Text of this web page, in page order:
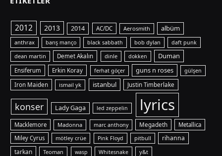
2012 2013 2014 AC/DC Aerosmith albüm
anthrax barış manço black sabbath bob dylan daft punk
dean martin Demet Akalın dinle dokken Duman
Ensiferum Erkin Koray ferhat göçer guns n roses gülşen
Iron Maiden ismail yk istanbul Justin Timberlake
konser Lady Gaga led zeppelin lyrics
Macklemore Madonna marc anthony Megadeth
Metallica
Miley Cyrus
mötley crüe Pink Floyd pitbull rihanna
tarkan Teoman wasp Whitesnake y&t